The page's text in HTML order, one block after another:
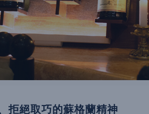
拒絕取巧的蘇格蘭精神